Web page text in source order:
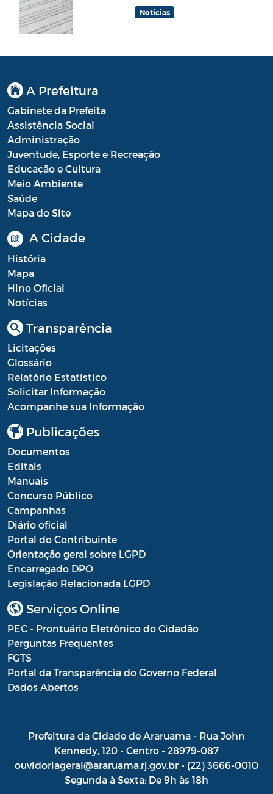
Notícias
A Prefeitura
Gabinete da Prefeita
Assistência Social
Administração
Juventude, Esporte e Recreação
Educação e Cultura
Meio Ambiente
Saúde
Mapa do Site
A Cidade
História
Mapa
Hino Oficial
Notícias
Transparência
Licitações
Glossário
Relatório Estatístico
Solicitar Informação
Acompanhe sua Informação
Publicações
Documentos
Editais
Manuais
Concurso Público
Campanhas
Diário oficial
Portal do Contribuinte
Orientação geral sobre LGPD
Encarregado DPO
Legislação Relacionada LGPD
Serviços Online
PEC - Prontuário Eletrônico do Cidadão
Perguntas Frequentes
FGTS
Portal da Transparência do Governo Federal
Dados Abertos
Prefeitura da Cidade de Araruama - Rua John
Kennedy, 120 - Centro - 28979-087
ouvidoriageral@araruama.rj.gov.br - (22) 3666-0010
Segunda à Sexta: De 9h às 18h